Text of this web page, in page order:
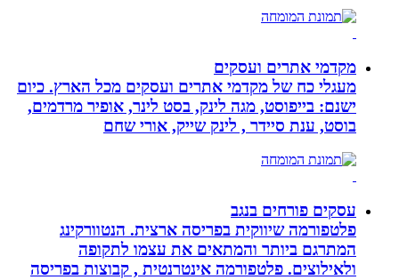
מקדמי אתרים ועסקים
מעגלי כח של מקדמי אתרים ועסקים מכל הארץ. כיום
ישנם: בייפוסט, מגה לינק, בסט לינר, אופיר מרדמים,
בוסט, ענת סיידר , לינק שייק, אורי שחם
עסקים פורחים בנגב
פלטפורמה שיווקית בפריסה ארצית. הנטוורקינג
המתרגם ביותר והמתאים את עצמו לתקופה
ולאילוצים. פלטפורמה אינטרנטית , קבוצות בפריסה